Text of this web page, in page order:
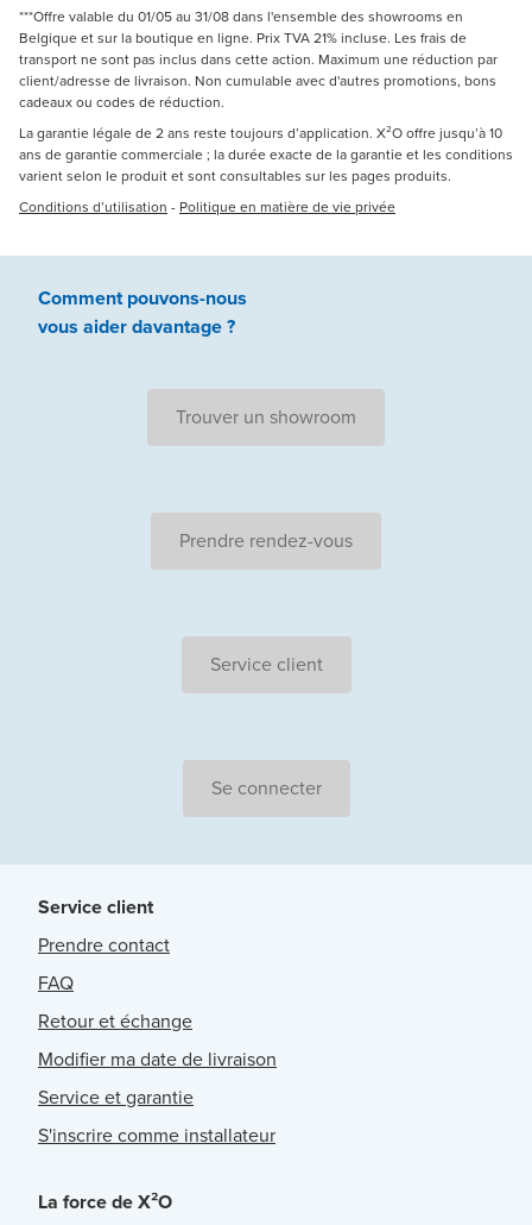
***Offre valable du 01/05 au 31/08 dans l'ensemble des showrooms en
Belgique et sur la boutique en ligne. Prix TVA 21% incluse. Les frais de
transport ne sont pas inclus dans cette action. Maximum une réduction par
client/adresse de livraison. Non cumulable avec d'autres promotions, bons
cadeaux ou codes de réduction.
La garantie légale de 2 ans reste toujours d’application. X²O offre jusqu’à 10
ans de garantie commerciale ; la durée exacte de la garantie et les conditions
varient selon le produit et sont consultables sur les pages produits.
Conditions d’utilisation - Politique en matière de vie privée
Comment pouvons-nous
vous aiderdavantage ?
Trouver un showroom
Prendre rendez-vous
Service client
Se connecter
Service client
Prendre contact
FAQ
Retour et échange
Modifier ma date de livraison
Service et garantie
S'inscrire comme installateur
La force de X²O